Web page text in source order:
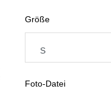
Größe
Foto-Datei